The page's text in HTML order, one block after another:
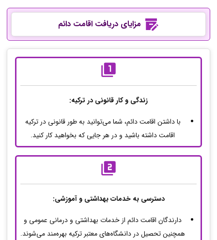
مزایای دریافت اقامت دائم
زندگی و کار قانونی در ترکیه:
با داشتن اقامت دائم، شما می‌توانید به طور قانونی در ترکیه
اقامت داشته باشید و در هر جایی که بخواهید کار کنید.
دسترسی به خدمات بهداشتی و آموزشی:
دارندگان اقامت دائم از خدمات بهداشتی و درمانی عمومی و
همچنین تحصیل در دانشگاه‌های معتبر ترکیه بهره‌مند می‌شوند.